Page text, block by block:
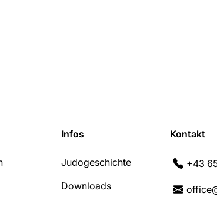
Infos
Judogeschichte
Downloads
Kontakt
+43